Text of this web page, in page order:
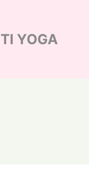
YOGA